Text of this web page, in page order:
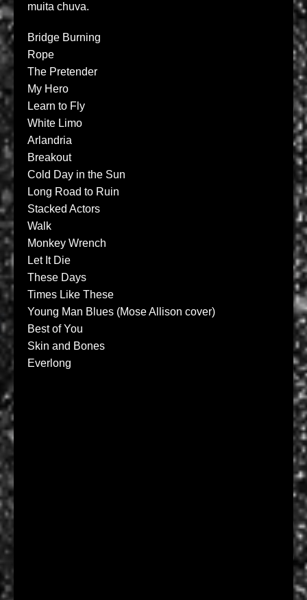
muita chuva.
Bridge Burning
Rope
The Pretender
My Hero
Learn to Fly
White Limo
Arlandria
Breakout
Cold Day in the Sun
Long Road to Ruin
Stacked Actors
Walk
Monkey Wrench
Let It Die
These Days
Times Like These
Young Man Blues (Mose Allison cover)
Best of You
Skin and Bones
Everlong